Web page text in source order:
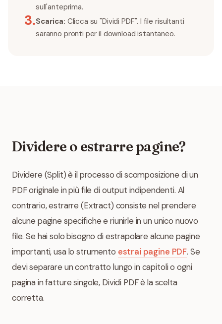
sull'anteprima.
3.Scarica: Clicca su "Dividi PDF". I file risultanti
saranno pronti per il download istantaneo.
Dividere o estrarre pagine?
Dividere (Split) è il processo di scomposizione di un
PDF originale in più file di output indipendenti. Al
contrario, estrarre (Extract) consiste nel prendere
alcune pagine specifiche e riunirle in un unico nuovo
file. Se hai solo bisogno di estrapolare alcune pagine
importanti, usa lo strumento estrai pagine PDF. Se
devi separare un contratto lungo in capitoli o ogni
pagina in fatture singole, Dividi PDF è la scelta
corretta.